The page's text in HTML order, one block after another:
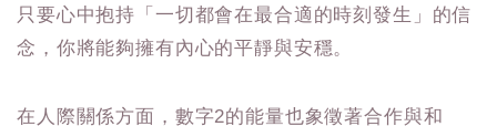
只要心中抱持「一切都會在最合適的時刻發生」的信
念，你將能夠擁有內心的平靜與安穩。
在人際關係方面，數字2的能量也象徵著合作與和